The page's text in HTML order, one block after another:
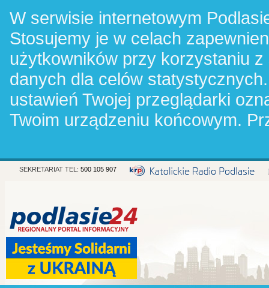
W serwisie internetowym
Stosujemy je w celach
użytkowników przy korzystaniu
danych dla celów
ustawień Twojej przeglądarki
Twoim urządzeniu końcowym.
SEKRETARIAT TEL: 500 105 907